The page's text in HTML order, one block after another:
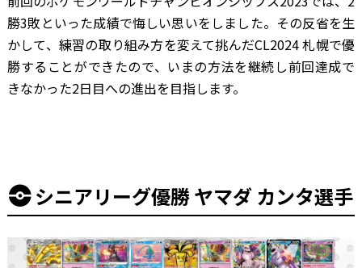
勝3敗といった成績で悔しい思いをしました。その反省を生
かして、練習の取り組み方を変えて挑んだCL2024 札幌で優
勝することができたので、いまの方法を継続し前回達成で
きなかった2日目への進出を目指します。
シニアリーグ優勝 ヤマダ カンタ選手